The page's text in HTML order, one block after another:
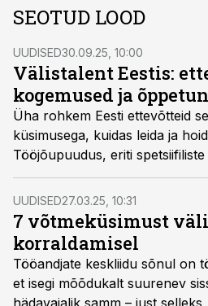
SEOTUD LOOD
UUDISED30.09.25, 10:00
Välistalent Eestis:
kogemused ja
Üha rohkem Eesti ettevõtteid
küsimusega, kuidas leida ja
Tööjõupuudus, eriti
ametikohtadel, on reaalsus
UUDISED27.03.25, 10:31
7 võtmeküsimust
korraldamisel
Tööandjate keskliidu sõnul on
et isegi mõõdukalt suurenev
hädavajalik samm – just